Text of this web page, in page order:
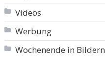
Videos
Werbung
Wochenende in Bildern